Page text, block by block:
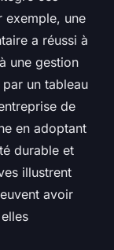
exemple, une
a réussi à
une gestion
un tableau
de
en adoptant
durable et
illustrent
avoir